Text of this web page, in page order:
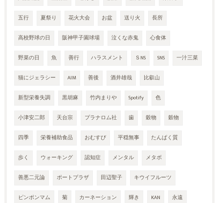
五行 夏祭り 花火大会 お盆 送り火 長所
高校野球の日 阪神甲子園球場 泣くな赤鬼 心食体
野菜の日 魚 善行 ハラスメント ＳNS SNS 一汁三菜
猫にジェラシー AIM 善後 酒井雄哉 比叡山
新型栄養失調 黒胡麻 竹内まりや Spotify 色
小津安二郎 天台宗 プラナロム社 歯 穀物 穀物
四季 栄養補助食品 おむすび 平穏無事 たんぱく質
歩く ウォーキング 認知症 メンタル メタボ
善悪二元論 ポートプラザ 田辺聖子 キウイフルーツ
ピンポンマム 菊 カーネーション 輝き KAN 永遠